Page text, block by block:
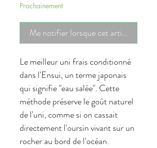
Prochainement
Me notifier lorsque cet article est
Le meilleur uni frais conditionné
dans l'Ensui, un terme japonais
qui signifie "eau salée". Cette
méthode préserve le goût naturel
de l'uni, comme si on cassait
directement l'oursin vivant sur un
rocher au bord de l'océan.